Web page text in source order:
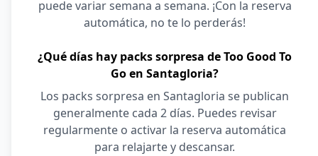
puede variar semana a semana. ¡Con la reserva
automática, no te lo perderás!
¿Qué días hay packs sorpresa de Too Good To
Go en Santagloria?
Los packs sorpresa en Santagloria se publican
generalmente cada 2 días. Puedes revisar
regularmente o activar la reserva automática
para relajarte y descansar.